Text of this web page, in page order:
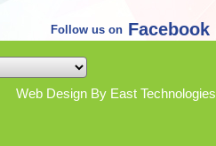
Follow us on Facebook
Web Design By East Technologies